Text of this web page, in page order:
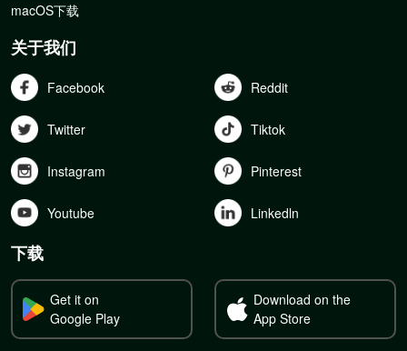
macOS下载
关于我们
Facebook Reddit
Twitter Tiktok
Instagram Pinterest
Youtube Linkedln
下载
Get it on
Google Play
Download on the
App Store